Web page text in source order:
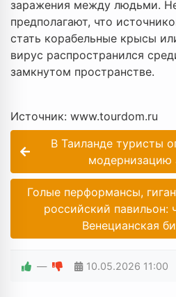
заражения между людьми.
предполагают, что
стать корабельные крысы
вирус распространился
замкнутом пространстве.
Источник: www.tourdom.ru
В Таиланде туристы
модернизацию
Голые перформансы,
российский павильон:
Венецианская
— 10.05.2026 11:00